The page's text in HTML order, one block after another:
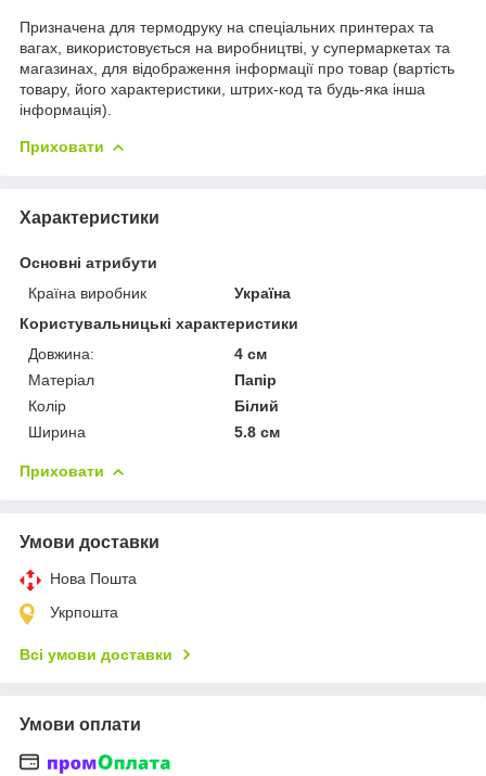
Призначена для термодруку на спеціальних принтерах та
вагах, використовується на виробництві, у супермаркетах та
магазинах, для відображення інформації про товар (вартість
товару, його характеристики, штрих-код та будь-яка інша
інформація).
Приховати
Характеристики
Основні атрибути
Країна виробник
Україна
Користувальницькі характеристики
Довжина:
4 см
Матеріал
Папір
Колір
Білий
Ширина
5.8 см
Приховати
Умови доставки
Нова Пошта
Укрпошта
Всі умови доставки
Умови оплати